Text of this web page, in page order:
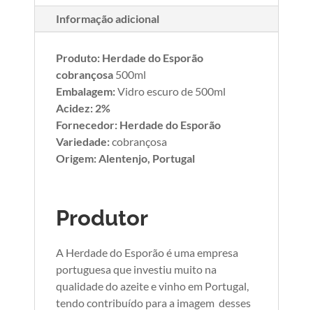
Informação adicional
Produto: Herdade do Esporão
cobrançosa 500ml
Embalagem:Vidro escuro de 500ml
Acidez: 2%
Fornecedor: Herdade do Esporão
Variedade:cobrançosa
Origem: Alentenjo, Portugal
Produtor
A Herdade do Esporão é uma empresa
portuguesa que investiu muito na
qualidade do azeite e vinho em Portugal,
tendo contribuído para a imagem desses